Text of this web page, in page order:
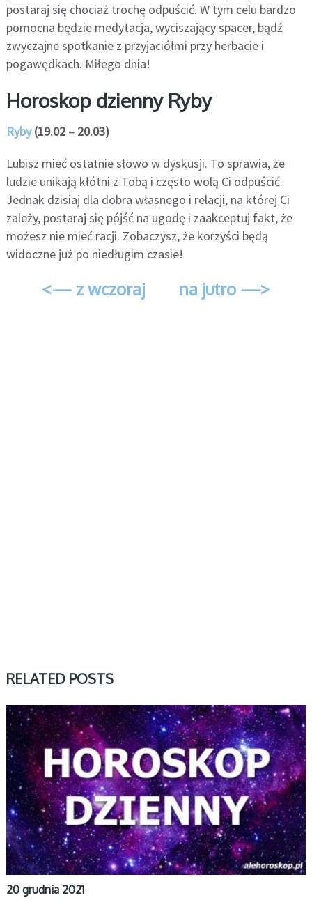
postaraj się chociaż trochę odpuścić. W tym celu bardzo
pomocna będzie medytacja, wyciszający spacer, bądź
zwyczajne spotkanie z przyjaciółmi przy herbacie i
pogawędkach. Miłego dnia!
Horoskop dzienny Ryby
Ryby(19.02 – 20.03)
Lubisz mieć ostatnie słowo w dyskusji. To sprawia, że
ludzie unikają kłótni z Tobą i często wolą Ci odpuścić.
Jednak dzisiaj dla dobra własnego i relacji, na której Ci
zależy, postaraj się pójść na ugodę i zaakceptuj fakt, że
możesz nie mieć racji. Zobaczysz, że korzyści będą
widoczne już po niedługim czasie!
<— z wczoraj na jutro —>
RELATED POSTS
DZIENNY
20 grudnia 2021